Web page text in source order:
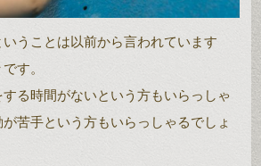
うことは以前から言われています
す。
る時間がないという方もいらっしゃ
苦手という方もいらっしゃるでしょ